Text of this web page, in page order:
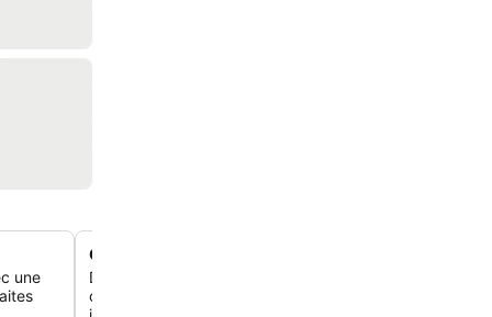
une
Chambres spacieuses et lumineuses
Détends-toi dans des chambres généreuses, propres
conçues pour t'offrir un refuge confortable et